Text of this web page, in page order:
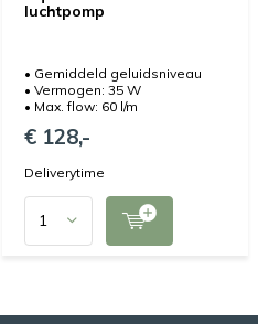
luchtpomp
• Gemiddeld geluidsniveau
• Vermogen: 35 W
• Max. flow: 60 l/m
€ 128,-
Deliverytime